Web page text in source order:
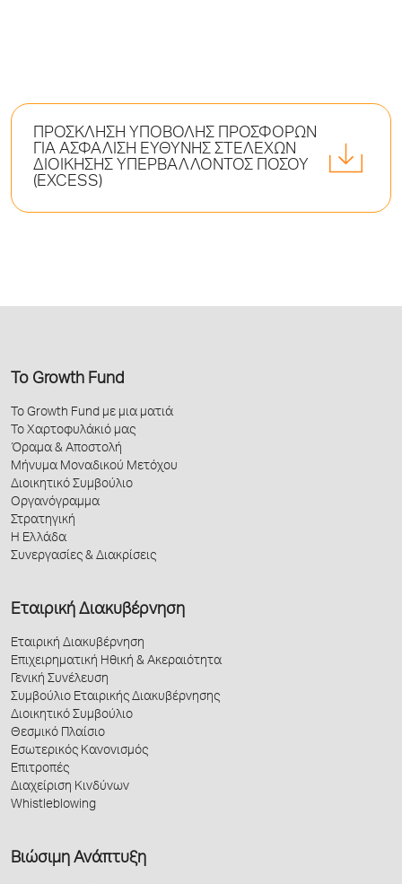
ΠΡΟΣΚΛΗΣΗ ΥΠΟΒΟΛΗΣ ΠΡΟΣΦΟΡΩΝ
ΓΙΑ ΑΣΦΑΛΙΣΗ ΕΥΘΥΝΗΣ ΣΤΕΛΕΧΩΝ
ΔΙΟΙΚΗΣΗΣ ΥΠΕΡΒΑΛΛΟΝΤΟΣ ΠΟΣΟΥ
(EXCESS)
Το Growth Fund
Το Growth Fund με μια ματιά
Το Χαρτοφυλάκιό μας
Όραμα & Αποστολή
Μήνυμα Μοναδικού Μετόχου
Διοικητικό Συμβούλιο
Οργανόγραμμα
Στρατηγική
Η Ελλάδα
Συνεργασίες & Διακρίσεις
Εταιρική Διακυβέρνηση
Εταιρική Διακυβέρνηση
Επιχειρηματική Ηθική & Ακεραιότητα
Γενική Συνέλευση
Συμβούλιο Εταιρικής Διακυβέρνησης
Διοικητικό Συμβούλιο
Θεσμικό Πλαίσιο
Εσωτερικός Κανονισμός
Επιτροπές
Διαχείριση Κινδύνων
Whistleblowing
Βιώσιμη Ανάπτυξη